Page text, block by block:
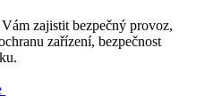
zajistit bezpečný provoz,
zařízení, bezpečnost